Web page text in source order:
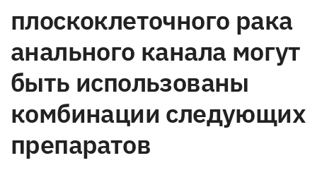
плоскоклеточного рака
анального канала могут
быть использованы
комбинации следующих
препаратов